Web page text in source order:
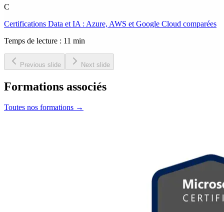
C
Certifications Data et IA : Azure, AWS et Google Cloud comparées
Temps de lecture : 11 min
Previous slide Next slide
Formations associés
Toutes nos formations →